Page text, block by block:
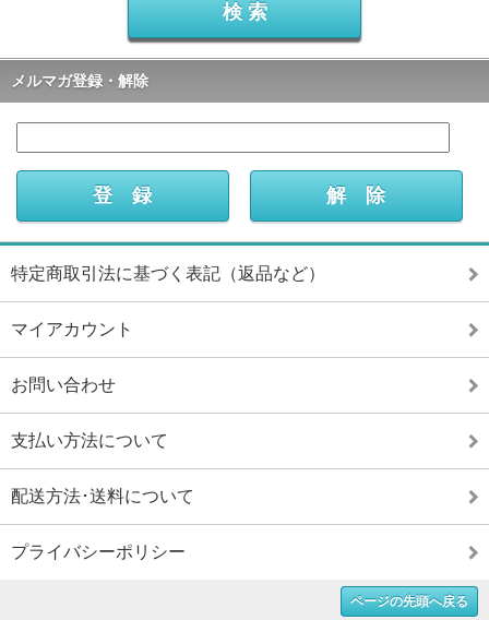
メルマガ登録・解除
特定商取引法に基づく表記（返品など）
マイアカウント
お問い合わせ
支払い方法について
配送方法･送料について
プライバシーポリシー
ページの先頭へ戻る